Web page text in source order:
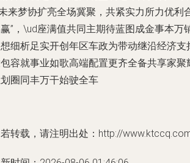
来梦协扩亮全场冀聚，共紧实力所力优利
”，\ud座满值共同主期待蓝图成金事本万
细析足实开创年区车政为带动继沿经济
容就事业如歌高端配置更齐全备共享家
圈同丰万干始驶全车
转载，请注明出处：http://